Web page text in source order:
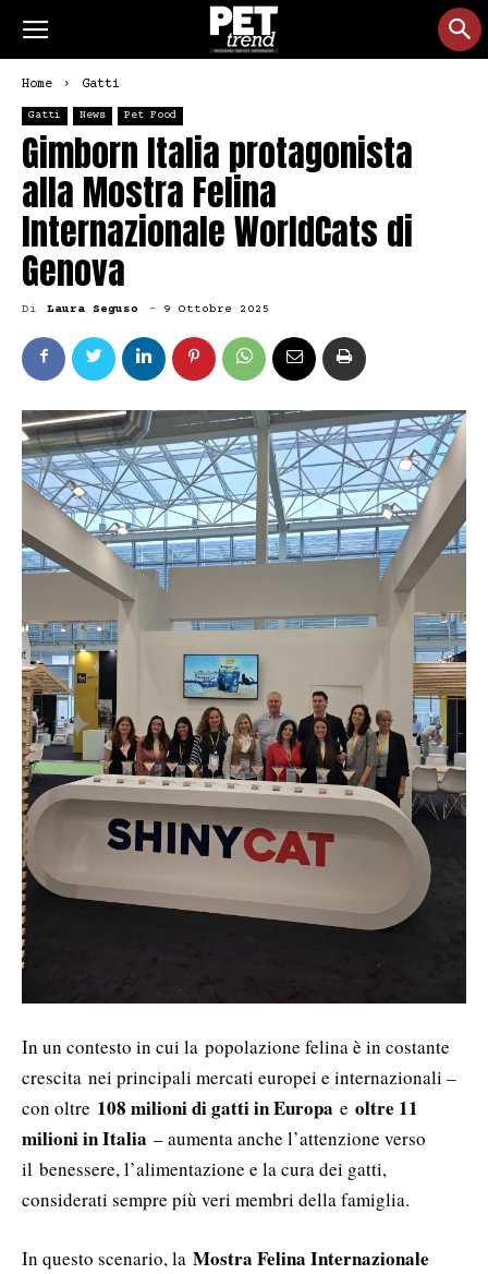
Home Gatti
Gatti News Pet Food
Gimborn Italia protagonista
alla Mostra Felina
Internazionale WorldCats di
Genova
Di Laura Seguso - 9 Ottobre 2025
In un contesto in cui la popolazione felina è in costante
crescita nei principali mercati europei e internazionali –
con oltre 108 milioni di gatti in Europa e oltre 11
milioni in Italia – aumenta anche l’attenzione verso
il benessere, l’alimentazione e la cura dei gatti,
considerati sempre più veri membri della famiglia.
In questo scenario, la Mostra Felina Internazionale